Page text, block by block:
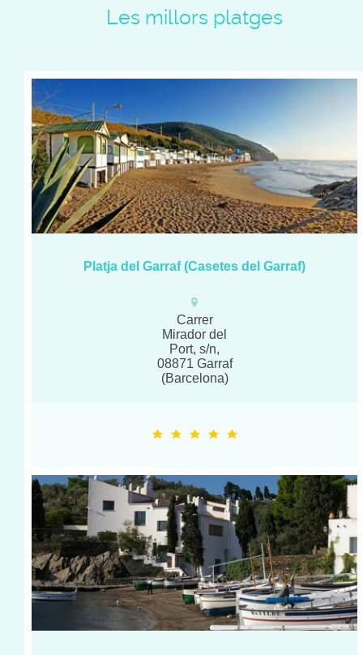
Les millors platges
Platja del Garraf (Casetes del Garraf)
Carrer
Mirador del
Port, s/n,
08871 Garraf
(Barcelona)